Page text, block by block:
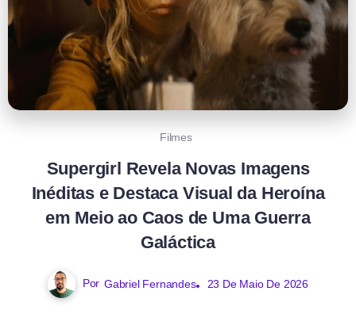
Filmes
Supergirl Revela Novas Imagens
Inéditas e Destaca Visual da Heroína
em Meio ao Caos de Uma Guerra
Galáctica
Por Gabriel Fernandes 23 De Maio De 2026